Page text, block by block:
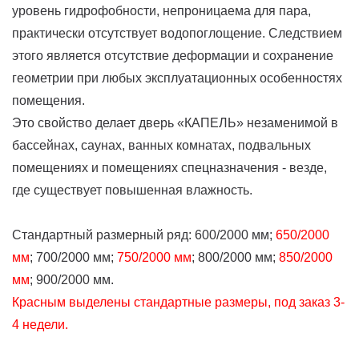
уровень гидрофобности, непроницаема для пара,
практически отсутствует водопоглощение. Следствием
этого является отсутствие деформации и сохранение
геометрии при любых эксплуатационных особенностях
помещения.
Это свойство делает дверь «КАПЕЛЬ» незаменимой в
бассейнах, саунах, ванных комнатах, подвальных
помещениях и помещениях спецназначения - везде,
где существует повышенная влажность.
Стандартный размерный ряд: 600/2000 мм; 650/2000
мм; 700/2000 мм; 750/2000 мм; 800/2000 мм; 850/2000
мм; 900/2000 мм.
Красным выделены стандартные размеры, под заказ 3-
4 недели.